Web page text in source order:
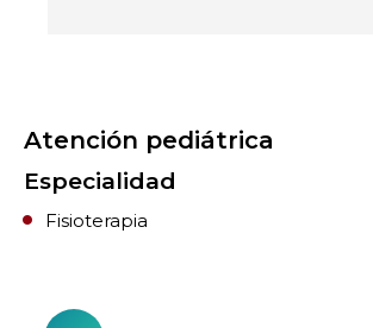
Atención pediátrica
Especialidad
Fisioterapia